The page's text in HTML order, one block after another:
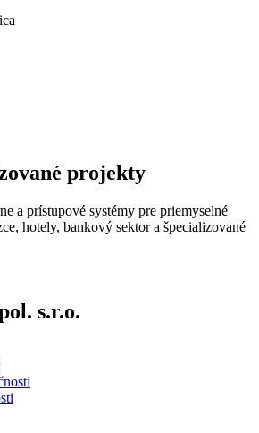
projekty
a prístupové systémy pre priemyselné
hotely, bankový sektor a špecializované
s.r.o.